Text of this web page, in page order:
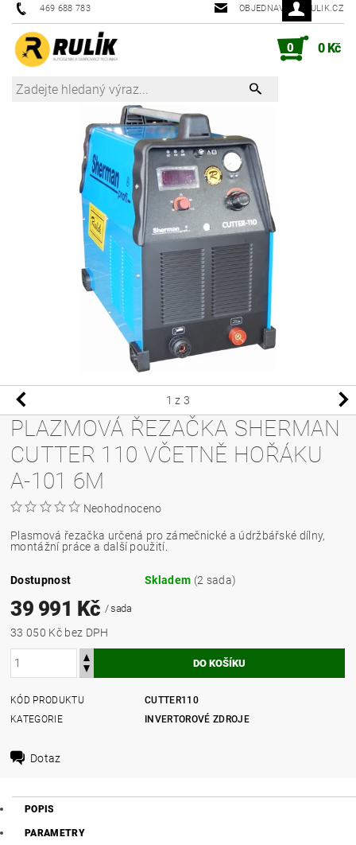
469 688 783 OBJEDNAVKY@RULIK.CZ
0 0 Kč
1 z 3
PLAZMOVÁ ŘEZAČKA SHERMAN
CUTTER 110 VČETNĚ HOŘÁKU
A-101 6M
Neohodnoceno
Plasmová řezačka určená pro zámečnické a údržbářské dílny,
montážní práce a další použití.
Dostupnost Skladem (2 sada)
39 991 Kč/ sada
33 050 Kč bez DPH
KÓD PRODUKTU
CUTTER110
KATEGORIE
INVERTOROVÉ ZDROJE
Dotaz
POPIS
PARAMETRY